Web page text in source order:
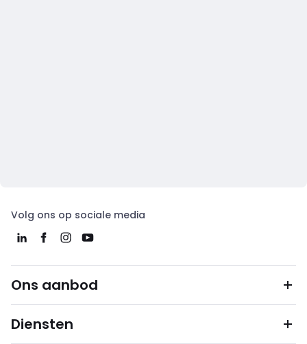
Volg ons op sociale media
Ons aanbod
Diensten